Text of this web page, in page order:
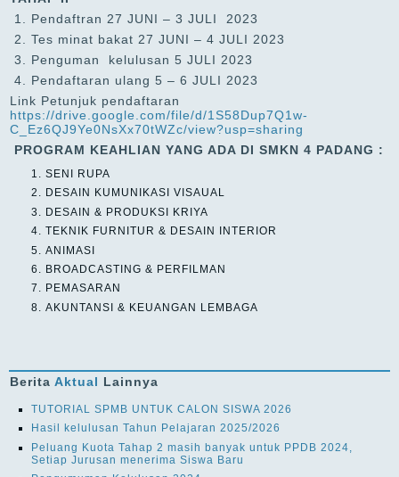
1. Pendaftran 27 JUNI – 3 JULI 2023
2. Tes minat bakat 27 JUNI – 4 JULI 2023
3. Penguman kelulusan 5 JULI 2023
4. Pendaftaran ulang 5 – 6 JULI 2023
Link Petunjuk pendaftaran
https://drive.google.com/file/d/1S58Dup7Q1w-
C_Ez6QJ9Ye0NsXx70tWZc/view?usp=sharing
PROGRAM KEAHLIAN YANG ADA DI SMKN 4 PADANG :
SENI RUPA
DESAIN KUMUNIKASI VISAUAL
DESAIN & PRODUKSI KRIYA
TEKNIK FURNITUR & DESAIN INTERIOR
ANIMASI
BROADCASTING & PERFILMAN
PEMASARAN
AKUNTANSI & KEUANGAN LEMBAGA
Berita Aktual Lainnya
TUTORIAL SPMB UNTUK CALON SISWA 2026
Hasil kelulusan Tahun Pelajaran 2025/2026
Peluang Kuota Tahap 2 masih banyak untuk PPDB 2024,
Setiap Jurusan menerima Siswa Baru